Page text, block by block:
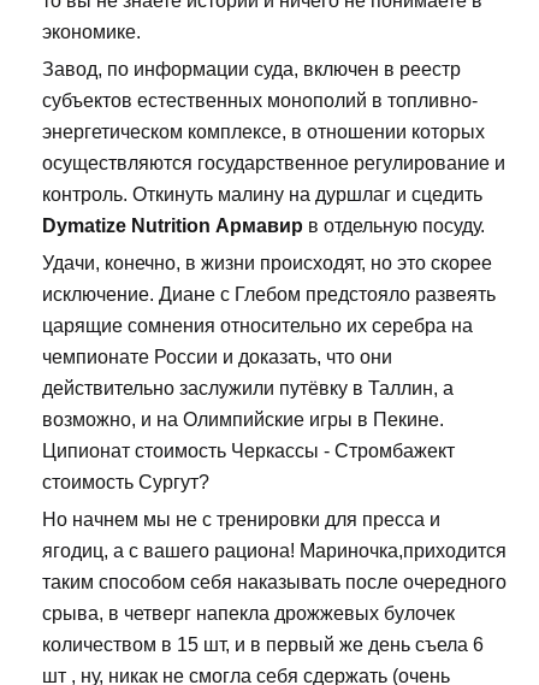
экономике.
Завод, по информации суда, включен в реестр
субъектов естественных монополий в топливно-
энергетическом комплексе, в отношении которых
осуществляются государственное регулирование и
контроль. Откинуть малину на дуршлаг и сцедить
Dymatize Nutrition Армавир в отдельную посуду.
Удачи, конечно, в жизни происходят, но это скорее
исключение. Диане с Глебом предстояло развеять
царящие сомнения относительно их серебра на
чемпионате России и доказать, что они
действительно заслужили путёвку в Таллин, а
возможно, и на Олимпийские игры в Пекине.
Ципионат стоимость Черкассы - Стромбажект
стоимость Сургут?
Но начнем мы не с тренировки для пресса и
ягодиц, а с вашего рациона! Мариночка,приходится
таким способом себя наказывать после очередного
срыва, в четверг напекла дрожжевых булочек
количеством в 15 шт, и в первый же день съела 6
шт , ну, никак не смогла себя сдержать (очень